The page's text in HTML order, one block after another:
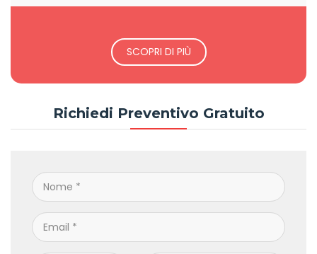
SCOPRI DI PIÙ
Richiedi Preventivo Gratuito